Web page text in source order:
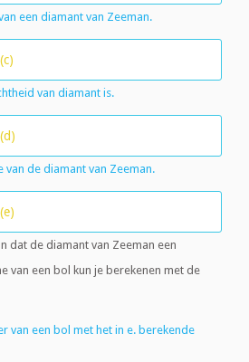
een diamant van Zeeman.
van diamant is.
van de diamant van Zeeman.
dat de diamant van Zeeman een
van een bol kun je berekenen met de
van een bol met het in e. berekende